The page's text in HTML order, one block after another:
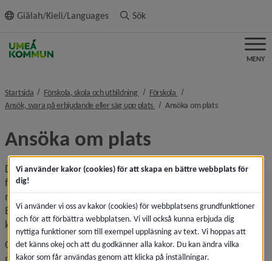
innehållet
Giälah/Kieli/Languages Sök
MENY
Startsida Förskola, skola och utbildning nivå i brödsmulenavigeringen
Förskola nivå i brödsmulenavigeringen
Ansök, svara på erbjudande eller säg upp plats nivå i brödsmulenavigeringen
Ansöka om platsnivå i
Ansöka om plats
Du är garanterad plats på någon av de kommunala
förskolorna i Umeå kommun om du söker senast fyra
månader innan du vill att ditt barn ska börja förskolan.
Barnet ska vara i åldern 1–5 år och folkbokförd i Umeå
kommun.
Observera att denna garanti inte gäller om du enbart söker
Vi använder kakor (cookies) för att skapa en bättre webbplats för
dig!
Vi använder vi oss av kakor (cookies) för webbplatsens grundfunktioner
och för att förbättra webbplatsen. Vi vill också kunna erbjuda dig
nyttiga funktioner som till exempel uppläsning av text. Vi hoppas att
det känns okej och att du godkänner alla kakor. Du kan ändra vilka
kakor som får användas genom att klicka på inställningar.